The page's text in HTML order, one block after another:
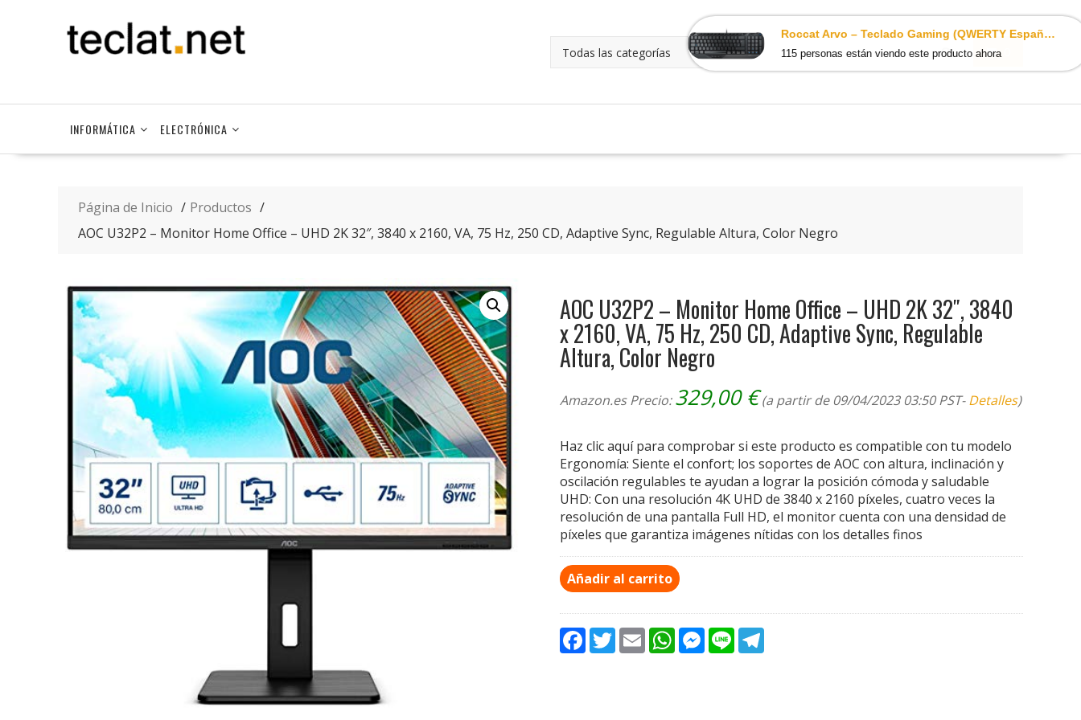
INFORMÁTICA ELECTRÓNICA
Página de Inicio
Productos
AOC U32P2 – Monitor Home Office – UHD 2K 32″, 3840 x 2160, VA, 75 Hz, 250 CD, Adaptive Sync, Regulable Altura, Color Negro
AOC U32P2 – Monitor Home Office – UHD 2K 32″, 3840
x 2160, VA, 75 Hz, 250 CD, Adaptive Sync, Regulable
Altura, Color Negro
Amazon.es Precio:329,00€ (a partir de 09/04/2023 03:50 PST-Detalles)
Haz clic aquí para comprobar si este producto es compatible con tu modelo
Ergonomía: Siente el confort; los soportes de AOC con altura, inclinación y
oscilación regulables te ayudan a lograr la posición cómoda y saludable
UHD: Con una resolución 4K UHD de 3840 x 2160 píxeles, cuatro veces la
resolución de una pantalla Full HD, el monitor cuenta con una densidad de
píxeles que garantiza imágenes nítidas con los detalles finos
Añadir al carrito
F
a
T
w
E
m
W
h
M
e
L
Roccat Arvo – Teclado Gaming (QWERTY Español, USB, iluminación LED), Negro
115 personas están viendo este producto ahora